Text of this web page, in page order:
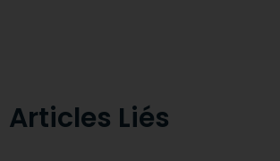
Articles Liés